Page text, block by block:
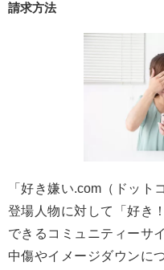
請求方法
「好き嫌い.com（ドッ
登場人物に対して「好き
できるコミュニティーサ
中傷やイメージダウンに